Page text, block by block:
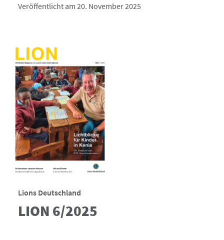
Veröffentlicht am 20. November 2025
Lions Deutschland
LION 6/2025